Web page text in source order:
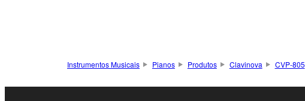
Instrumentos Musicais Pianos Produtos Clavinova CVP-805